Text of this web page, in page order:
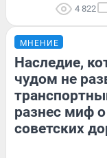
4 822
МНЕНИЕ
Наследие,
чудом не
разнес миф
советских